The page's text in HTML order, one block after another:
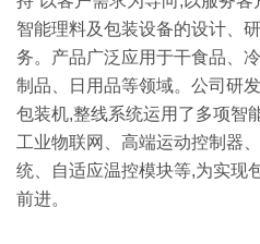
智能理料及包装设备的设计、
务。产品广泛应用于干食品、
制品、日用品等领域。公司研
包装机,整线系统运用了多项智
工业物联网、高端运动控制器
统、自适应温控模块等,为实现
前进。